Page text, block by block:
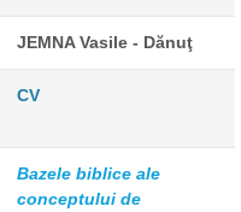
JEMNA Vasile - Dănuţ
CV
Bazele biblice ale
conceptului de